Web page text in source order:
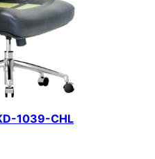
1039-CHL